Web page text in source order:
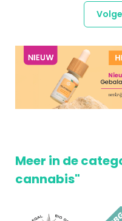
Meer in de
cannabis"